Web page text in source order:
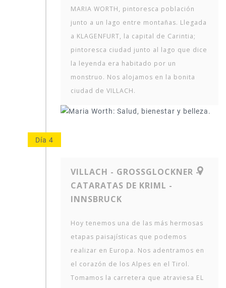
MARIA WORTH, pintoresca población
junto a un lago entre montañas. Llegada
a KLAGENFURT, la capital de Carintia;
pintoresca ciudad junto al lago que dice
la leyenda era habitado por un
monstruo. Nos alojamos en la bonita
ciudad de VILLACH.
Día 4
VILLACH - GROSSGLOCKNER -
CATARATAS DE KRIML -
INNSBRUCK
Hoy tenemos una de las más hermosas
etapas paisajísticas que podemos
realizar en Europa. Nos adentramos en
el corazón de los Alpes en el Tirol.
Tomamos la carretera que atraviesa EL